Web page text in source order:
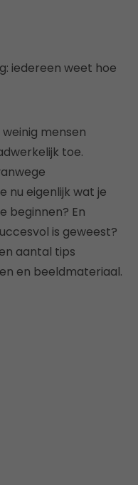
iedereen weet hoe
mensen
toe.
nu eigenlijk wat je
beginnen? En
is geweest?
aantal tips
en beeldmateriaal.